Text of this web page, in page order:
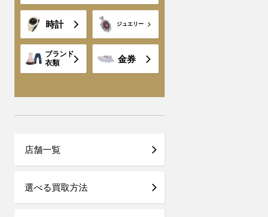
時計 ジュエリー
ブランド
衣類
金券
店舗一覧
選べる買取方法